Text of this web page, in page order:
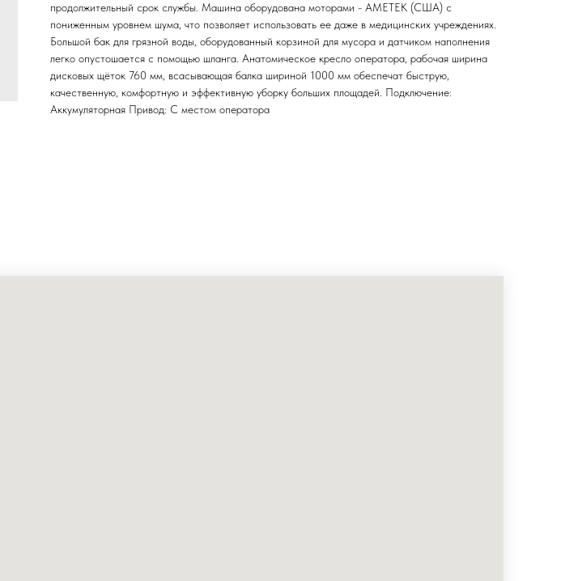
продолжительный срок службы. Машина оборудована моторами - AMETEK (США) с
пониженным уровнем шума, что позволяет использовать ее даже в медицинских учреждениях.
Большой бак для грязной воды, оборудованный корзиной для мусора и датчиком наполнения
легко опустошается с помощью шланга. Анатомическое кресло оператора, рабочая ширина
дисковых щёток 760 мм, всасывающая балка шириной 1000 мм обеспечат быструю,
качественную, комфортную и эффективную уборку больших площадей. Подключение:
Аккумуляторная Привод: С местом оператора